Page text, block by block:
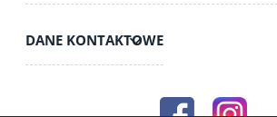
DANE KONTAKTOWE